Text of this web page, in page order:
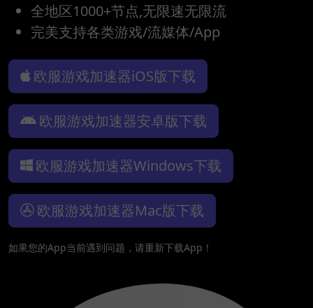
全地区1000+节点,无限速无限流
完美支持各类游戏/流媒体/App
欧服游戏加速器iOS版下载
欧服游戏加速器安卓版下载
欧服游戏加速器Windows下载
欧服游戏加速器Mac版下载
如果您的App当前遇到问题，请重新下载App！